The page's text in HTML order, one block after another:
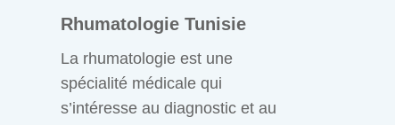
Rhumatologie Tunisie
La rhumatologie est une
spécialité médicale qui
s’intéresse au diagnostic et au